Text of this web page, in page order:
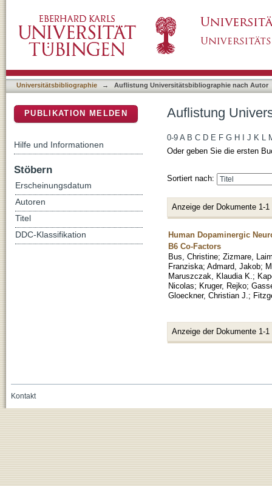
Universitätsbibliographie → Auflistung Universitätsbibliographie nach Autor
Auflistung
0-9 A B C D E F G H J K L
Oder geben Sie die ersten
Sortiert nach:
Anzeige der Dokumente 1-1
Human Dopaminergic
B6 Co-Factors
Bus, Christine; Zizmare,
Franziska; Admard, Jakob;
Maruszczak, Klaudia K. ;
Nicolas; Kruger, Rejko;
Gloeckner, Christian J. ;
Anzeige der Dokumente 1-1
PUBLIKATION MELDEN
Hilfe und Informationen
Stöbern
Erscheinungsdatum
Autoren
Titel
DDC-Klassifikation
Kontakt